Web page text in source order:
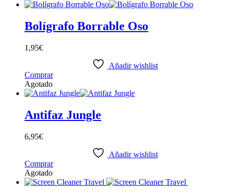
Bolígrafo Borrable Oso
1,95€
Añadir wishlist
Comprar
Agotado
Antifaz Jungle
6,95€
Añadir wishlist
Comprar
Agotado